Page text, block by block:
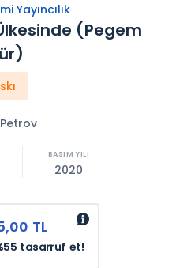
Yayıncılık
(Pegem
2020
TL
tasarruf et!